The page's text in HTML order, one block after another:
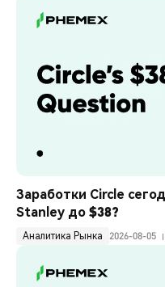
Заработки Circle
Stanley до $38?
Аналитика Рынка 2026-08-05